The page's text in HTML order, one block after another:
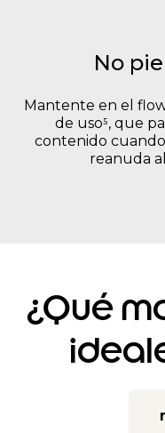
No
Mantente en el
de uso⁵, que
contenido
reanuda
¿Qué